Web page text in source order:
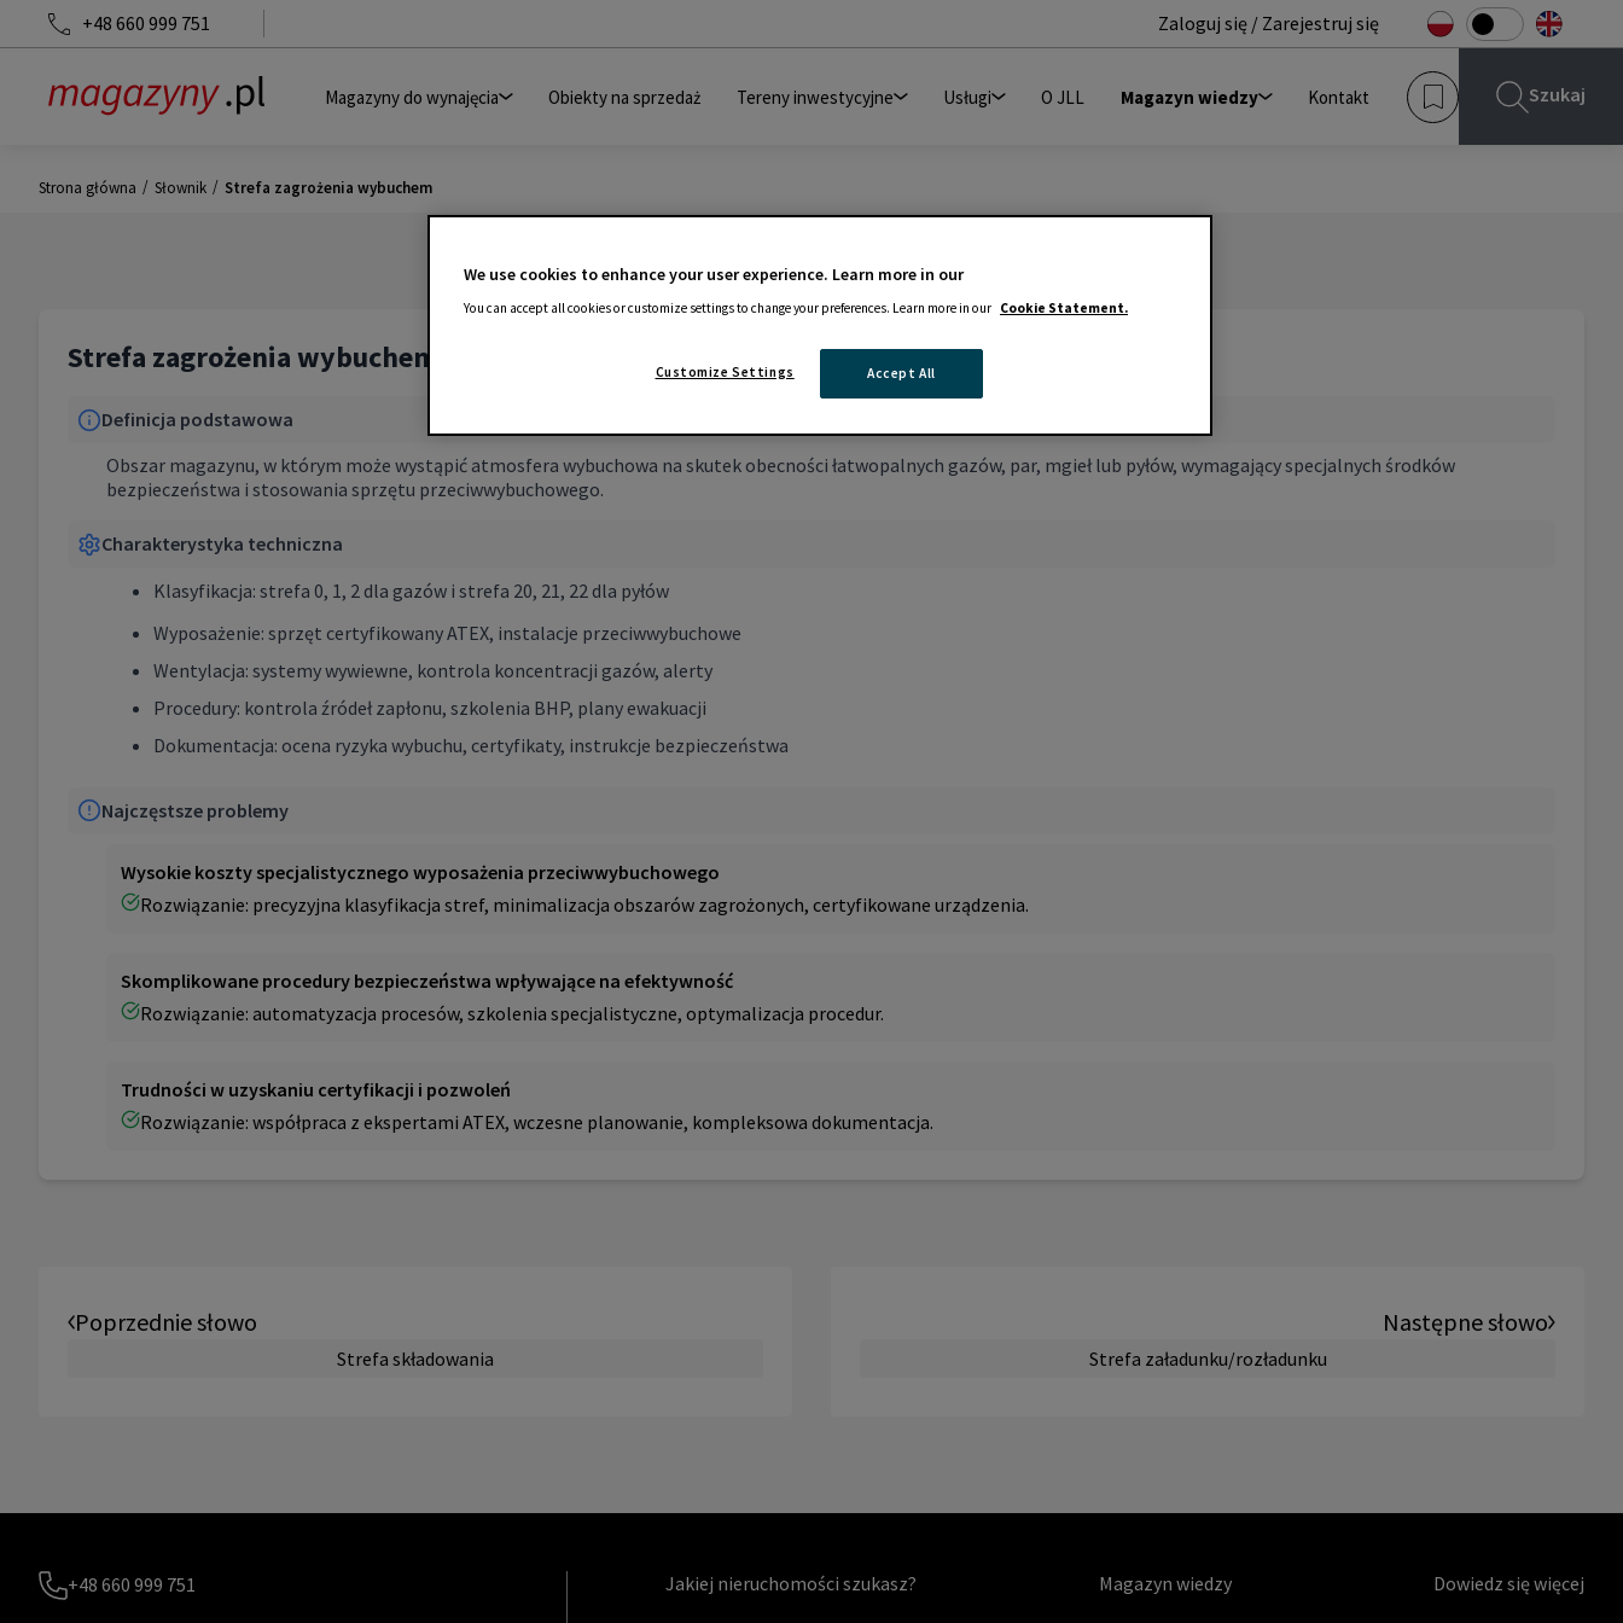
+48 660 999 751 Zaloguj się / Zarejestruj się
Magazyny do wynajęcia Obiekty na sprzedaż Tereny inwestycyjne Usługi O JLL Magazyn wiedzy Kontakt Szukaj
Strona główna / Słownik / Strefa zagrożenia wybuchem
Strefa zagrożenia wybuchem
Definicja podstawowa
Obszar magazynu, w którym może wystąpić atmosfera wybuchowa na skutek obecności łatwopalnych gazów, par, mgieł lub pyłów, wymagający specjalnych środków
bezpieczeństwa i stosowania sprzętu przeciwwybuchowego.
Charakterystyka techniczna
Klasyfikacja: strefa 0, 1, 2 dla gazów i strefa 20, 21, 22 dla pyłów
Wyposażenie: sprzęt certyfikowany ATEX, instalacje przeciwwybuchowe
Wentylacja: systemy wywiewne, kontrola koncentracji gazów, alerty
Procedury: kontrola źródeł zapłonu, szkolenia BHP, plany ewakuacji
Dokumentacja: ocena ryzyka wybuchu, certyfikaty, instrukcje bezpieczeństwa
Najczęstsze problemy
Wysokie koszty specjalistycznego wyposażenia przeciwwybuchowego
Rozwiązanie: precyzyjna klasyfikacja stref, minimalizacja obszarów zagrożonych, certyfikowane urządzenia.
Skomplikowane procedury bezpieczeństwa wpływające na efektywność
Rozwiązanie: automatyzacja procesów, szkolenia specjalistyczne, optymalizacja procedur.
Trudności w uzyskaniu certyfikacji i pozwoleń
Rozwiązanie: współpraca z ekspertami ATEX, wczesne planowanie, kompleksowa dokumentacja.
Poprzednie słowo
Strefa składowania
Następne słowo
Strefa załadunku/rozładunku
+48 660 999 751 Jakiej nieruchomości szukasz? Magazyn wiedzy Dowiedz się więcej
We use cookies to enhance your user experience. Learn more in our
You can accept all cookies or customize settings to change your preferences. Learn more in our Cookie Statement.
Accept All
Customize Settings